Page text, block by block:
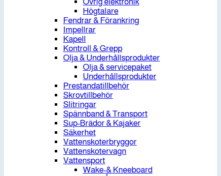
Övrig elektronik
Högtalare
Fendrar & Förankring
Impellrar
Kapell
Kontroll & Grepp
Olja & Underhållsprodukter
Olja & servicepaket
Underhållsprodukter
Prestandatillbehör
Skrovtillbehör
Slitringar
Spännband & Transport
Sup-Brädor & Kajaker
Säkerhet
Vattenskoterbryggor
Vattenskotervagn
Vattensport
Wake-& Kneeboard